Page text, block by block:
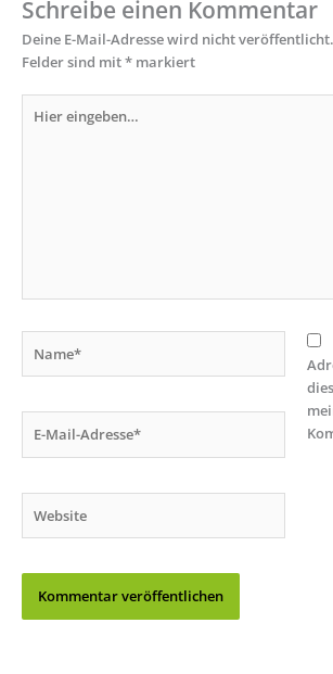
Schreibe einen Kommentar
Deine E-Mail-Adresse wird nicht veröffentlicht.
Felder sind mit* markiert
eingeben…
Mail-